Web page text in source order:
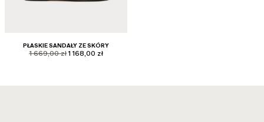
PŁASKIE SANDAŁY ZE SKÓRY
product.price.original
1 669,00 złproduct.price.sale
1 168,00 zł